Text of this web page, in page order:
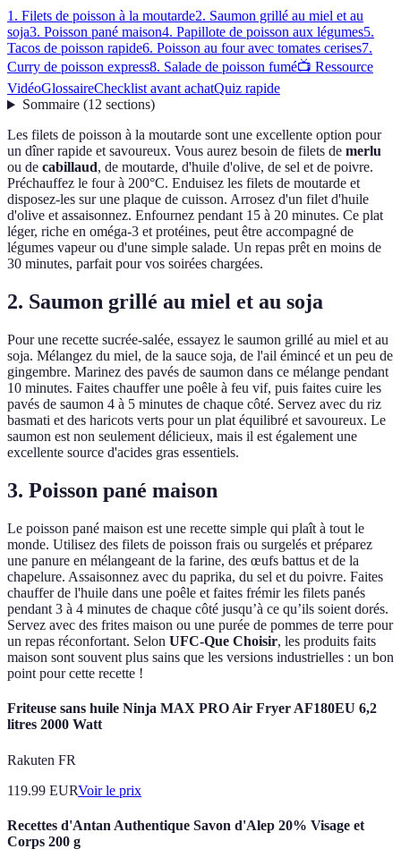
1. Filets de poisson à la moutarde2. Saumon grillé au miel et au
soja3. Poisson pané maison4. Papillote de poisson aux légumes5.
Tacos de poisson rapide6. Poisson au four avec tomates cerises7.
Curry de poisson express8. Salade de poisson fumé📺 Ressource
VidéoGlossaireChecklist avant achatQuiz rapide
Sommaire(12 sections)
Les filets de poisson à la moutarde sont une excellente option pour
un dîner rapide et savoureux. Vous aurez besoin de filets de merlu
ou de cabillaud, de moutarde, d'huile d'olive, de sel et de poivre.
Préchauffez le four à 200°C. Enduisez les filets de moutarde et
disposez-les sur une plaque de cuisson. Arrosez d'un filet d'huile
d'olive et assaisonnez. Enfournez pendant 15 à 20 minutes. Ce plat
léger, riche en oméga-3 et protéines, peut être accompagné de
légumes vapeur ou d'une simple salade. Un repas prêt en moins de
30 minutes, parfait pour vos soirées chargées.
2. Saumon grillé au miel et au soja
Pour une recette sucrée-salée, essayez le saumon grillé au miel et au
soja. Mélangez du miel, de la sauce soja, de l'ail émincé et un peu de
gingembre. Marinez des pavés de saumon dans ce mélange pendant
10 minutes. Faites chauffer une poêle à feu vif, puis faites cuire les
pavés de saumon 4 à 5 minutes de chaque côté. Servez avec du riz
basmati et des haricots verts pour un plat équilibré et savoureux. Le
saumon est non seulement délicieux, mais il est également une
excellente source d'acides gras essentiels.
3. Poisson pané maison
Le poisson pané maison est une recette simple qui plaît à tout le
monde. Utilisez des filets de poisson frais ou surgelés et préparez
une panure en mélangeant de la farine, des œufs battus et de la
chapelure. Assaisonnez avec du paprika, du sel et du poivre. Faites
chauffer de l'huile dans une poêle et faites frémir les filets panés
pendant 3 à 4 minutes de chaque côté jusqu’à ce qu’ils soient dorés.
Servez avec des frites maison ou une purée de pommes de terre pour
un repas réconfortant. Selon UFC-Que Choisir, les produits faits
maison sont souvent plus sains que les versions industrielles : un bon
point pour cette recette !
Friteuse sans huile Ninja MAX PRO Air Fryer AF180EU 6,2
litres 2000 Watt
Rakuten FR
119.99 EURVoir le prix
Recettes d'Antan Authentique Savon d'Alep 20% Visage et
Corps 200 g